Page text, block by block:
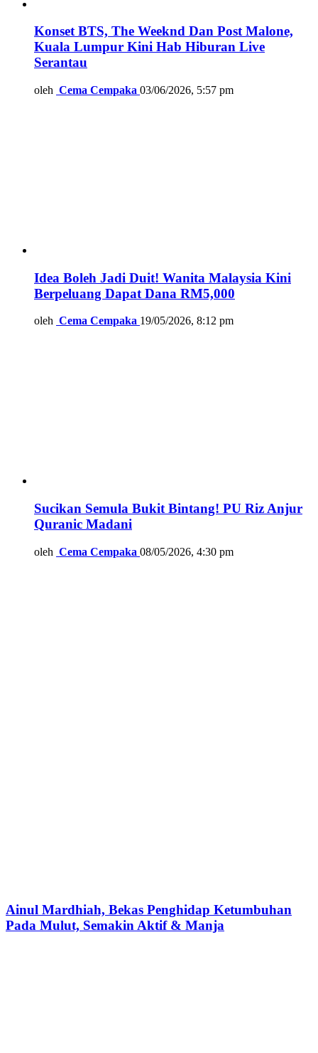
Konset BTS, The Weeknd Dan Post Malone,
Kuala Lumpur Kini Hab Hiburan Live
Serantau
oleh Cema Cempaka 03/06/2026, 5:57 pm
Idea Boleh Jadi Duit! Wanita Malaysia Kini
Berpeluang Dapat Dana RM5,000
oleh Cema Cempaka 19/05/2026, 8:12 pm
Sucikan Semula Bukit Bintang! PU Riz Anjur
Quranic Madani
oleh Cema Cempaka 08/05/2026, 4:30 pm
Ainul Mardhiah, Bekas Penghidap Ketumbuhan
Pada Mulut, Semakin Aktif & Manja